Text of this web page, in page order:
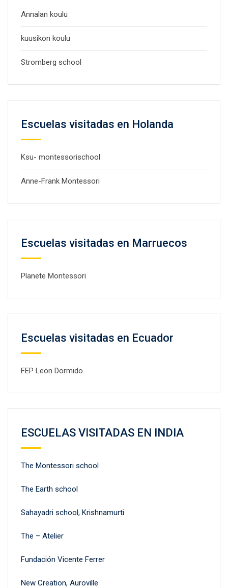
Annalan koulu
kuusikon koulu
Stromberg school
Escuelas visitadas en Holanda
Ksu- montessorischool
Anne-Frank Montessori
Escuelas visitadas en Marruecos
Planete Montessori
Escuelas visitadas en Ecuador
FEP Leon Dormido
ESCUELAS VISITADAS EN INDIA
The Montessori school
The Earth school
Sahayadri school, Krishnamurti
The – Atelier
Fundación Vicente Ferrer
New Creation, Auroville